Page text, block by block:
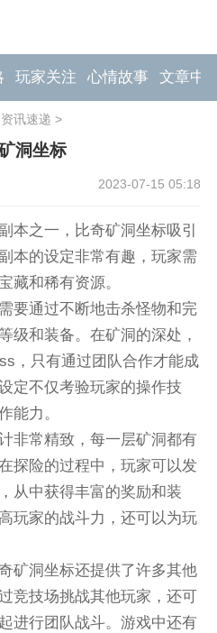
玩家关注 心情故事 文章中
资讯速递 >
洞坐标
2023-07-15 05:18
本之一，比奇矿洞坐标吸引
本的设定非常有趣，玩家需
藏和稀有资源。
要通过不断地击杀怪物和完
级和装备。在矿洞的深处，
，只有通过团队合作才能成
定不仅考验玩家的操作技
能力。
非常精致，每一层矿洞都有
探险的过程中，玩家可以发
从中获得丰富的奖励和装
玩家的战斗力，还可以为玩
矿洞坐标还提供了许多其他
竞技场挑战其他玩家，还可
进行团队战斗。游戏中还有